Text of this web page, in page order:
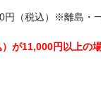
（税込）※離島・
が11,000円以上の